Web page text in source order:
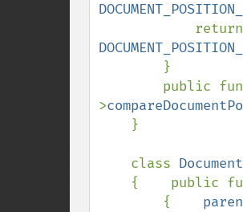
            return
public
>
    class
Document
{    public
        {